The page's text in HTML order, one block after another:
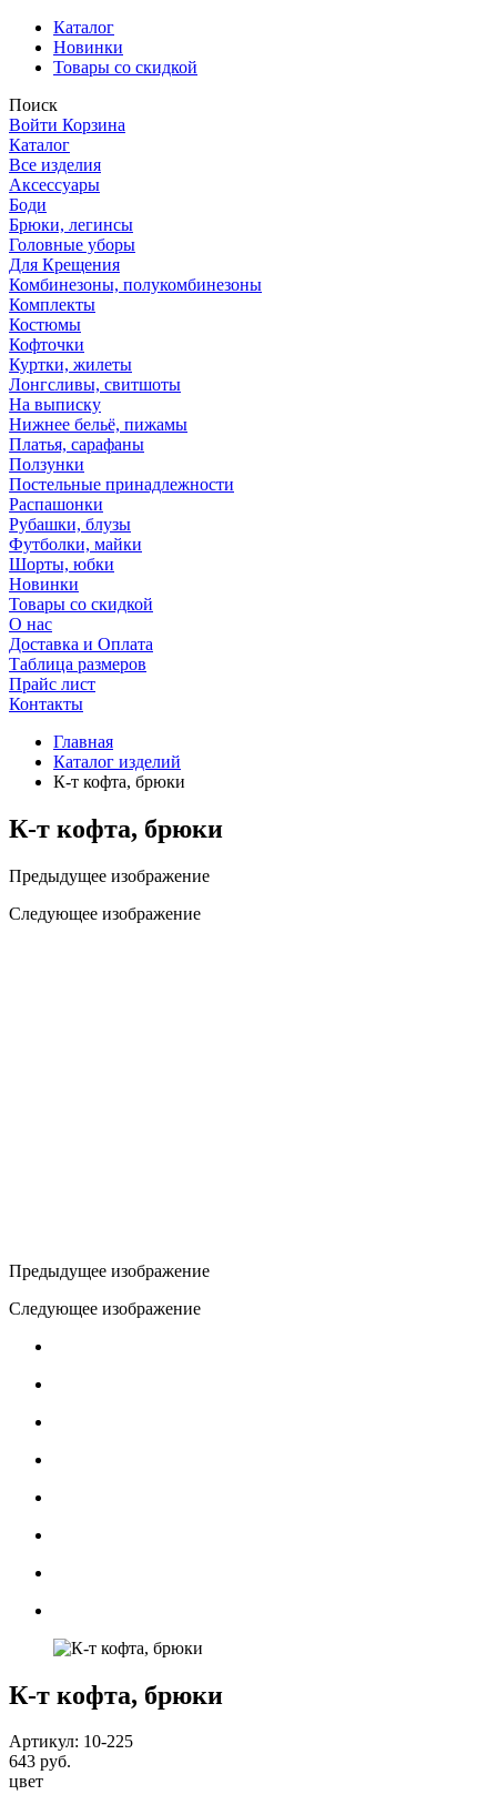
Каталог
Новинки
Товары со скидкой
Поиск
Войти Корзина
Каталог
Все изделия
Аксесcуары
Боди
Брюки, легинсы
Головные уборы
Для Крещения
Комбинезоны, полукомбинезоны
Комплекты
Костюмы
Кофточки
Куртки, жилеты
Лонгсливы, свитшоты
На выписку
Нижнее бельё, пижамы
Платья, сарафаны
Ползунки
Постельные принадлежности
Распашонки
Рубашки, блузы
Футболки, майки
Шорты, юбки
Новинки
Товары со скидкой
О нас
Доставка и Оплата
Таблица размеров
Прайс лист
Контакты
Главная
Каталог изделий
К-т кофта, брюки
К-т кофта, брюки
Предыдущее изображение
Следующее изображение
Предыдущее изображение
Следующее изображение
К-т кофта, брюки
Артикул: 10-225
643 руб.
цвет